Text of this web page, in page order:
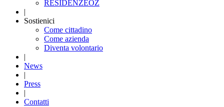
RESIDENZEOZ
|
Sostienici
Come cittadino
Come azienda
Diventa volontario
|
News
|
Press
|
Contatti